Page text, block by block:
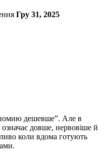
Гру 31, 2025
дешевше”. Але в
довше, нервовіше й
коли вдома готують